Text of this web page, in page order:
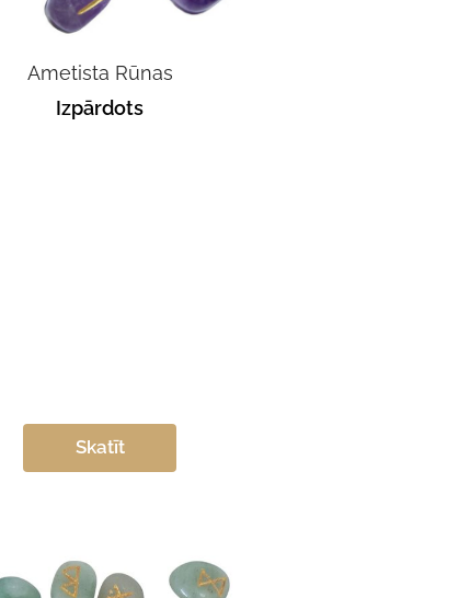
Ametista Rūnas
Izpārdots
Skatīt